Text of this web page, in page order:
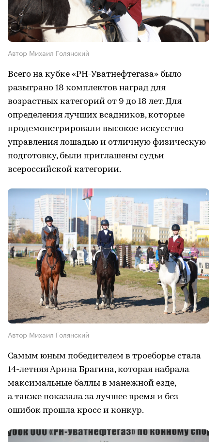
Автор Михаил Голянский
Всего на кубке «РН-Уватнефтегаза» было
разыграно 18 комплектов наград для
возрастных категорий от 9 до 18 лет. Для
определения лучших всадников, которые
продемонстрировали высокое искусство
управления лошадью и отличную физическую
подготовку, были приглашены судьи
всероссийской категории.
Автор Михаил Голянский
Самым юным победителем в троеборье стала
14-летняя Арина Брагина, которая набрала
максимальные баллы в манежной езде,
а также показала за лучшее время и без
ошибок прошла кросс и конкур.